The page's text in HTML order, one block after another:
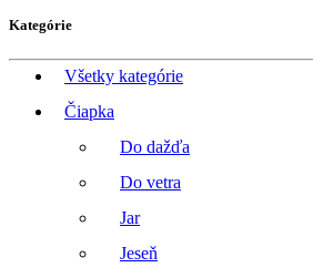
Kategórie
Všetky kategórie
Čiapka
Do dažďa
Do vetra
Jar
Jeseň